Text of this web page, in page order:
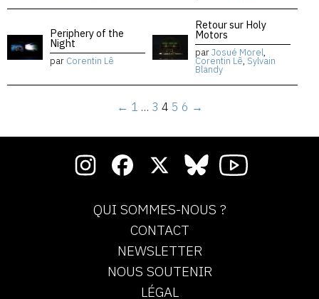
Periphery of the
Night
par Corentin Lê
Retour sur Holy
Motors
parJosué Morel,
Corentin Lê, Sylvain
Blandy
← 1 … 3 4 5 6 →
QUI SOMMES-NOUS ?
CONTACT
NEWSLETTER
NOUS SOUTENIR
LÉGAL